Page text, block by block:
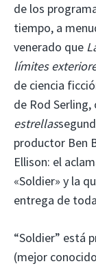
de los
tiempo, a
venerado que
límites
de ciencia
de Rod
estrellas
productor Ben
Ellison: el
«Soldier» y la
entrega de
“Soldier” está
(mejor